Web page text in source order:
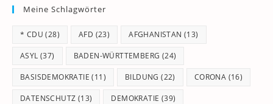
Meine Schlagwörter
* CDU (28) AFD (23) AFGHANISTAN (13)
ASYL (37) BADEN-WÜRTTEMBERG (24)
BASISDEMOKRATIE (11) BILDUNG (22) CORONA (16)
DATENSCHUTZ (13) DEMOKRATIE (39)